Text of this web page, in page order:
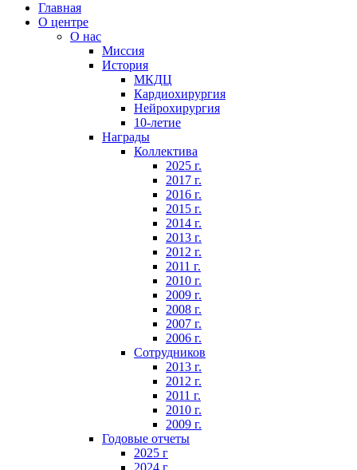
Главная
О центре
О нас
Миссия
История
МКДЦ
Кардиохирургия
Нейрохирургия
10-летие
Награды
Коллектива
2025 г.
2017 г.
2016 г.
2015 г.
2014 г.
2013 г.
2012 г.
2011 г.
2010 г.
2009 г.
2008 г.
2007 г.
2006 г.
Сотрудников
2013 г.
2012 г.
2011 г.
2010 г.
2009 г.
Годовые отчеты
2025 г